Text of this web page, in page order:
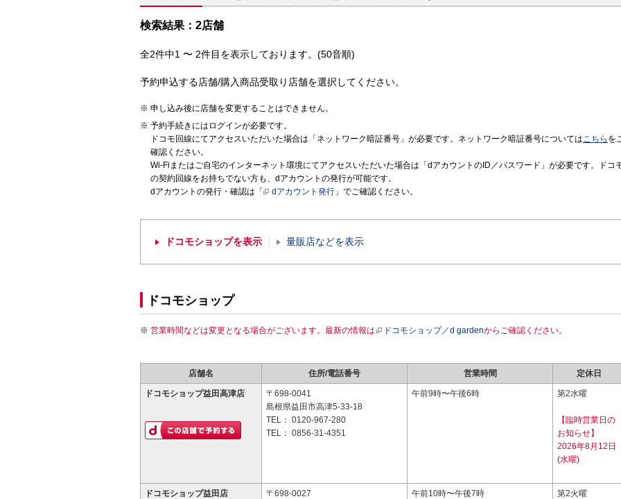
検索結果：2店舗
全2件中1 〜 2件目を表示しております。(50音順)
予約申込する店舗/購入商品受取り店舗を選択してください。
申し込み後に店舗を変更することはできません。
予約手続きにはログインが必要です。
ドコモ回線にてアクセスいただいた場合は「ネットワーク暗証番号」が必要です。ネットワーク暗証番号についてはこちら を
確認ください。
Wi-Fiまたはご自宅のインターネット環境にてアクセスいただいた場合は「dアカウントのID／パスワード」が必要です。ドコ
の契約回線をお持ちでない方も、dアカウントの発行が可能です。
dアカウントの発行・確認は「
dアカウント発行 」でご確認ください。
ドコモショップを表示 量販店などを表示
ドコモショップ
営業時間などは変更となる場合がございます。最新の情報は ドコモショップ／d gardenからご確認ください。
店舗名 住所/電話番号 営業時間 定休日
ドコモショップ益田高津店
〒698-0041
島根県益田市高津5-33-18
TEL： 0120-967-280
TEL： 0856-31-4351
午前9時〜午後6時 第2水曜
【臨時営業日の
お知らせ】
2026年8月12日
(水曜)
ドコモショップ益田店
〒698-0027
午前10時〜午後7時 第2火曜